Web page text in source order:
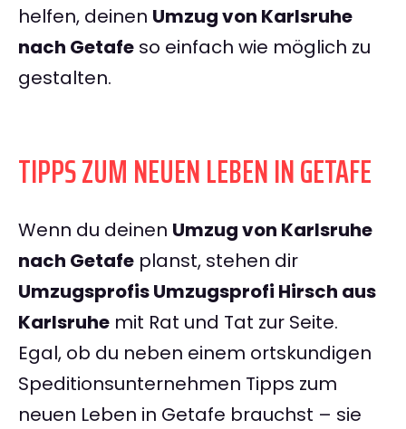
helfen, deinen Umzug von Karlsruhe
nach Getafe so einfach wie möglich zu
gestalten.
TIPPS ZUM NEUEN LEBEN IN GETAFE
Wenn du deinen Umzug von Karlsruhe
nach Getafe planst, stehen dir
Umzugsprofis Umzugsprofi Hirsch aus
Karlsruhe mit Rat und Tat zur Seite.
Egal, ob du neben einem ortskundigen
Speditionsunternehmen Tipps zum
neuen Leben in Getafe brauchst – sie